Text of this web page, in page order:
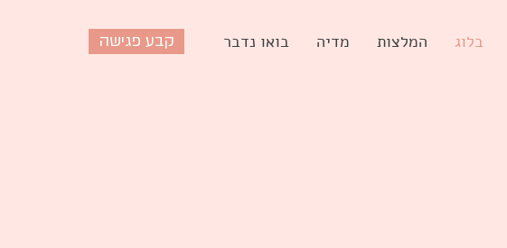
קבע פגישה בלוג המלצות מדיה בואו נדבר